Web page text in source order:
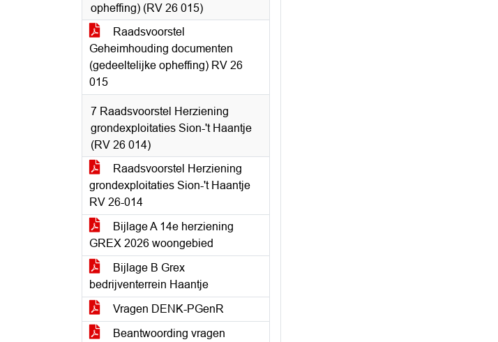
opheffing) (RV 26 015)
Raadsvoorstel
Geheimhouding documenten
(gedeeltelijke opheffing) RV 26
015
7 Raadsvoorstel Herziening
grondexploitaties Sion-'t Haantje
(RV 26 014)
Raadsvoorstel Herziening
grondexploitaties Sion-'t Haantje
RV 26-014
Bijlage A 14e herziening
GREX 2026 woongebied
Bijlage B Grex
bedrijventerrein Haantje
Vragen DENK-PGenR
Beantwoording vragen